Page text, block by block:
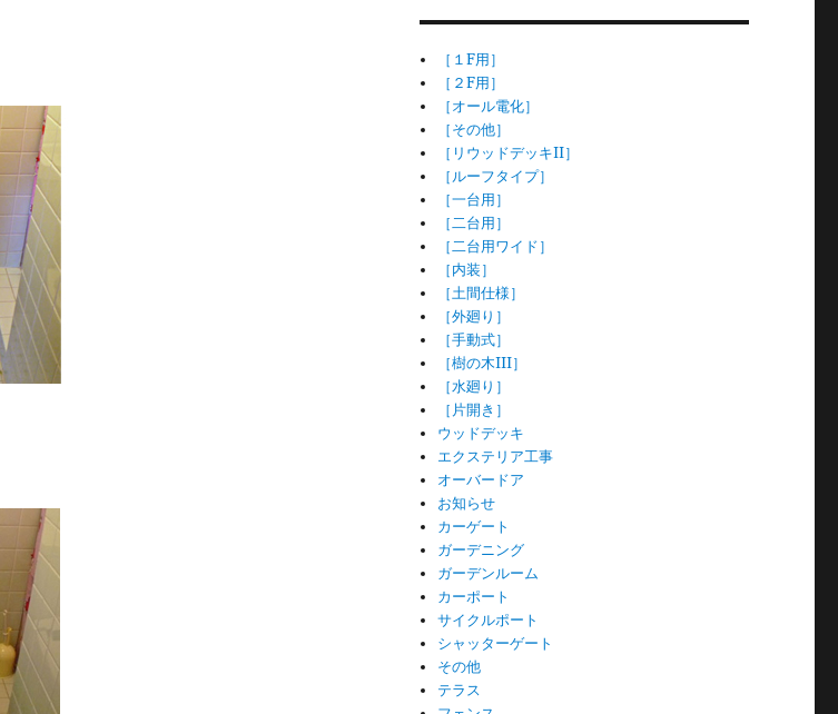
［１F用］
［２F用］
［オール電化］
［その他］
［リウッドデッキII］
［ルーフタイプ］
［一台用］
［二台用］
［二台用ワイド］
［内装］
［土間仕様］
［外廻り］
［手動式］
［樹の木III］
［水廻り］
［片開き］
ウッドデッキ
エクステリア工事
オーバードア
お知らせ
カーゲート
ガーデニング
ガーデンルーム
カーポート
サイクルポート
シャッターゲート
その他
テラス